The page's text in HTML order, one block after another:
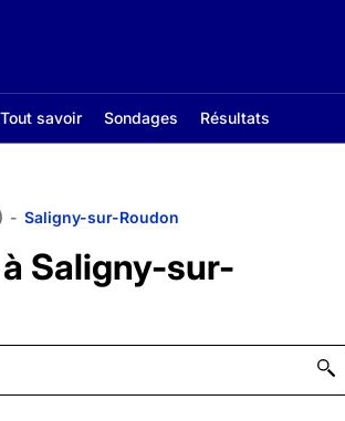
Tout savoir Sondages Résultats
- Saligny-sur-Roudon
Saligny-sur-